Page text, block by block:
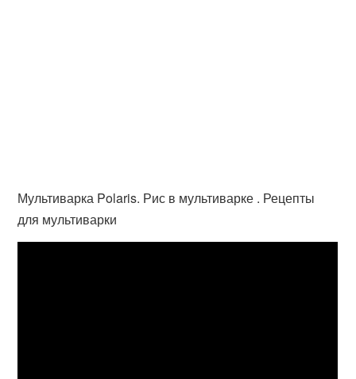
Мультиварка Polaris. Рис в мультиварке . Рецепты
для мультиварки